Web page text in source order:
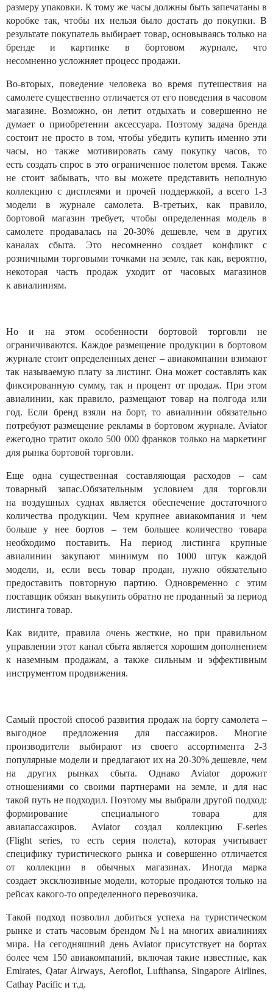
размеру упаковки. К тому же часы должны быть запечатаны в
коробке так, чтобы их нельзя было достать до покупки. В
результате покупатель выбирает товар, основываясь только на
бренде и картинке в бортовом журнале, что
несомненно усложняет процесс продажи.
Во-вторых, поведение человека во время путешествия на
самолете существенно отличается от его поведения в часовом
магазине. Возможно, он летит отдыхать и совершенно не
думает о приобретении аксессуара. Поэтому задача бренда
состоит не просто в том, чтобы убедить купить именно эти
часы, но также мотивировать саму покупку часов, то
есть создать спрос в это ограниченное полетом время. Также
не стоит забывать, что вы можете представить неполную
коллекцию с дисплеями и прочей поддержкой, а всего 1-3
модели в журнале самолета. В-третьих, как правило,
бортовой магазин требует, чтобы определенная модель в
самолете продавалась на 20-30% дешевле, чем в других
каналах сбыта. Это несомненно создает конфликт с
розничными торговыми точками на земле, так как, вероятно,
некоторая часть продаж уходит от часовых магазинов
к авиалиниям.
Но и на этом особенности бортовой торговли не
ограничиваются. Каждое размещение продукции в бортовом
журнале стоит определенных денег – авиакомпании взимают
так называемую плату за листинг. Она может составлять как
фиксированную сумму, так и процент от продаж. При этом
авиалинии, как правило, размещают товар на полгода или
год. Если бренд взяли на борт, то авиалинии обязательно
потребуют размещение рекламы в бортовом журнале. Aviator
ежегодно тратит около 500 000 франков только на маркетинг
для рынка бортовой торговли.
Еще одна существенная составляющая расходов – сам
товарный запас.Обязательным условием для торговли
на воздушных суднах является обеспечение достаточного
количества продукции. Чем крупнее авиакомпания и чем
больше у нее бортов – тем большее количество товара
необходимо поставить. На период листинга крупные
авиалинии закупают минимум по 1000 штук каждой
модели, и, если весь товар продан, нужно обязательно
предоставить повторную партию. Одновременно с этим
поставщик обязан выкупить обратно не проданный за период
листинга товар.
Как видите, правила очень жесткие, но при правильном
управлении этот канал сбыта является хорошим дополнением
к наземным продажам, а также сильным и эффективным
инструментом продвижения.
Самый простой способ развития продаж на борту самолета –
выгодное предложения для пассажиров. Многие
производители выбирают из своего ассортимента 2-3
популярные модели и предлагают их на 20-30% дешевле, чем
на других рынках сбыта. Однако Aviator дорожит
отношениями со своими партнерами на земле, и для нас
такой путь не подходил. Поэтому мы выбрали другой подход:
формирование специального товара для
авиапассажиров. Aviator создал коллекцию F-series
(Flight series, то есть серия полета), которая учитывает
специфику туристического рынка и совершенно отличается
от коллекции в обычных магазинах. Иногда марка
создает эксклюзивные модели, которые продаются только на
рейсах какого-то определенного перевозчика.
Такой подход позволил добиться успеха на туристическом
рынке и стать часовым брендом №1 на многих авиалиниях
мира. На сегодняшний день Aviator присутствует на бортах
более чем 150 авиакомпаний, включая такие известные, как
Emirates, Qatar Airways, Aeroflot, Lufthansa, Singapore Airlines,
Cathay Pacific и т.д.